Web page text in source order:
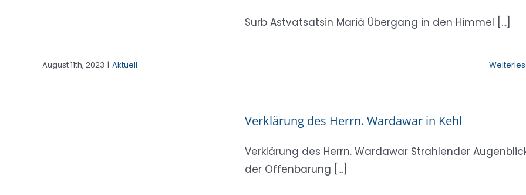
Surb Astvatsatsin Mariä Übergang in den Himmel [...]
August 11th, 2023 | Aktuell
Verklärung des Herrn. Wardawar in Kehl
Verklärung des Herrn. Wardawar Strahlender
der Offenbarung [...]